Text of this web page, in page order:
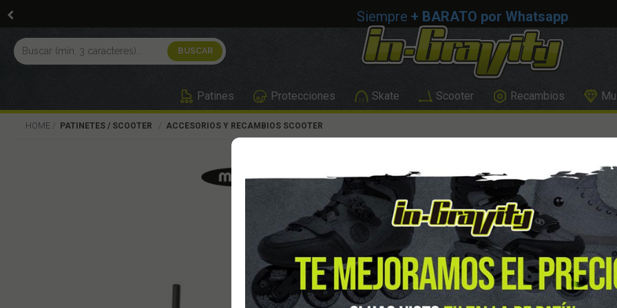
Siempre + BARATO por Whatsapp
Patines Protecciones Skate Scooter Recambios
HOME PATINETES / SCOOTER ACCESORIOS Y RECAMBIOS SCOOTER
MC-MUE-DIR-BBEND
MICRO
BEND
PACK 2 MUELLES
DISPONIBLE Entrega 24/